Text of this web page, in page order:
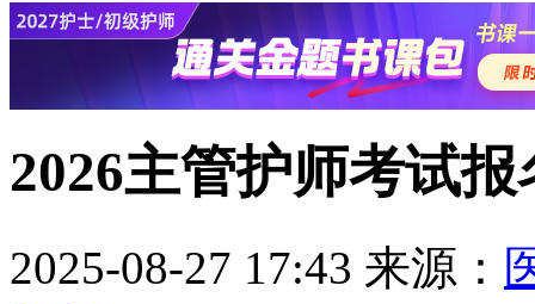
2026主管护师考试
2025-08-27 17:43 来源：